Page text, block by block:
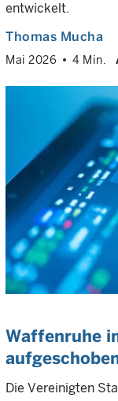
entwickelt.
Thomas Mucha
Mai 2026 4 Min.
Waffenruhe
Die Vereinigten